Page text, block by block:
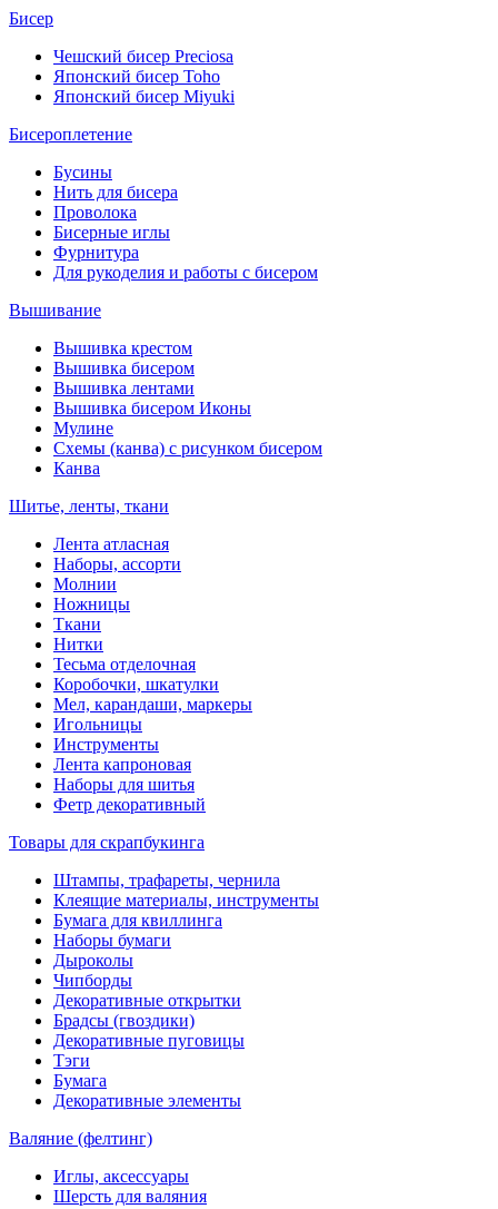
Бисер
Чешский бисер Preciosa
Японский бисер Toho
Японский бисер Miyuki
Бисероплетение
Бусины
Нить для бисера
Проволока
Бисерные иглы
Фурнитура
Для рукоделия и работы с бисером
Вышивание
Вышивка крестом
Вышивка бисером
Вышивка лентами
Вышивка бисером Иконы
Мулине
Схемы (канва) с рисунком бисером
Канва
Шитье, ленты, ткани
Лента атласная
Наборы, ассорти
Молнии
Ножницы
Ткани
Нитки
Тесьма отделочная
Коробочки, шкатулки
Мел, карандаши, маркеры
Игольницы
Инструменты
Лента капроновая
Наборы для шитья
Фетр декоративный
Товары для скрапбукинга
Штампы, трафареты, чернила
Клеящие материалы, инструменты
Бумага для квиллинга
Наборы бумаги
Дыроколы
Чипборды
Декоративные открытки
Брадсы (гвоздики)
Декоративные пуговицы
Тэги
Бумага
Декоративные элементы
Валяние (фелтинг)
Иглы, аксессуары
Шерсть для валяния